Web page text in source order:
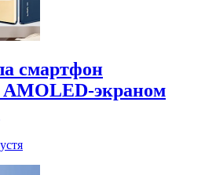
смартфон
AMOLED-экраном